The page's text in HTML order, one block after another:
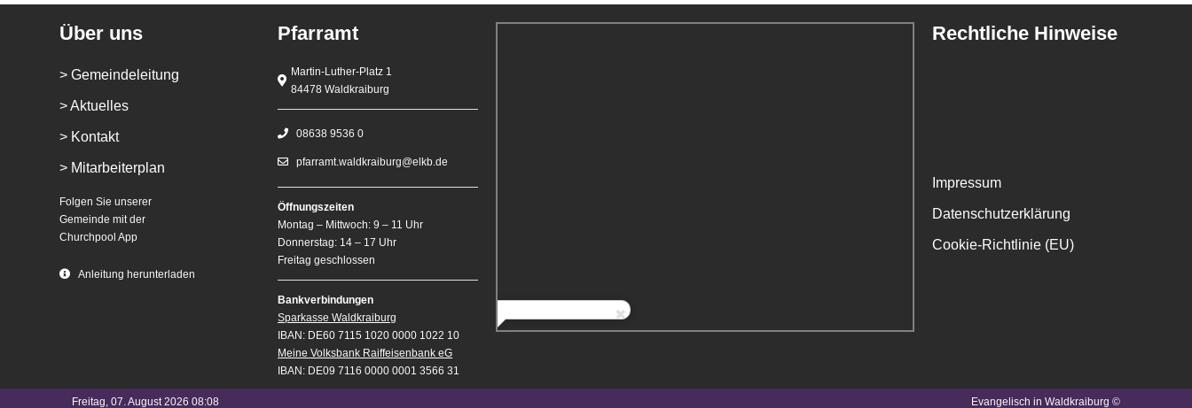
Über uns
> Gemeindeleitung
> Aktuelles
> Kontakt
> Mitarbeiterplan
Folgen Sie unserer
Gemeinde mit der
Churchpool App
Anleitung herunterladen
Pfarramt
Martin-Luther-Platz 1
84478 Waldkraiburg
08638 9536 0
pfarramt.waldkraiburg@elkb.de
Öffnungszeiten
Montag – Mittwoch: 9 – 11 Uhr
Donnerstag: 14 – 17 Uhr
Freitag geschlossen
Bankverbindungen
Sparkasse Waldkraiburg
IBAN: DE60 7115 1020 0000 1022 10
Meine Volksbank Raiffeisenbank eG
IBAN: DE09 7116 0000 0001 3566 31
Rechtliche Hinweise
Impressum
Datenschutzerklärung
Cookie-Richtlinie (EU)
Freitag, 07. August 2026 08:08 Evangelisch in Waldkraiburg ©